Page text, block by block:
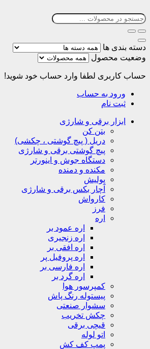
دسته بندی ها
وضعیت محصول
حساب کاربری لطفا وارد حساب خود شوید!
ورود به حساب
ثبت نام
ابزار برقی و شارژی
بتن کن
دریل ( پیچ گوشتی ، چکشی)
پیچ گوشتی برقی و شارژی
دستگاه جوش و اینورتر
مکنده و دمنده
پولیش
آچار بکس برقی و شارژی
کارواش
فرز
اره
اره عمود بر
اره زنجیری
اره افقی بر
اره پروفیل پر
اره فارسی بر
اره گرد بر
کمپرسور هوا
پیستوله رنگ پاش
سشوار صنعتی
چکش تخریب
قیچی برقی
اتو لوله
پمپ کف کش